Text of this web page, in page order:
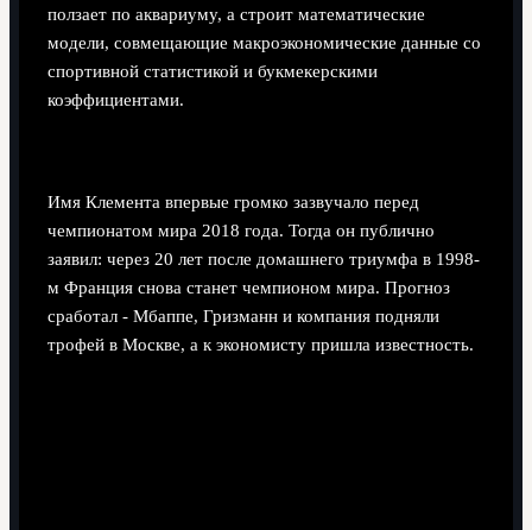
ползает по аквариуму, а строит математические
модели, совмещающие макроэкономические данные со
спортивной статистикой и букмекерскими
коэффициентами.
Имя Клемента впервые громко зазвучало перед
чемпионатом мира 2018 года. Тогда он публично
заявил: через 20 лет после домашнего триумфа в 1998-
м Франция снова станет чемпионом мира. Прогноз
сработал - Мбаппе, Гризманн и компания подняли
трофей в Москве, а к экономисту пришла известность.